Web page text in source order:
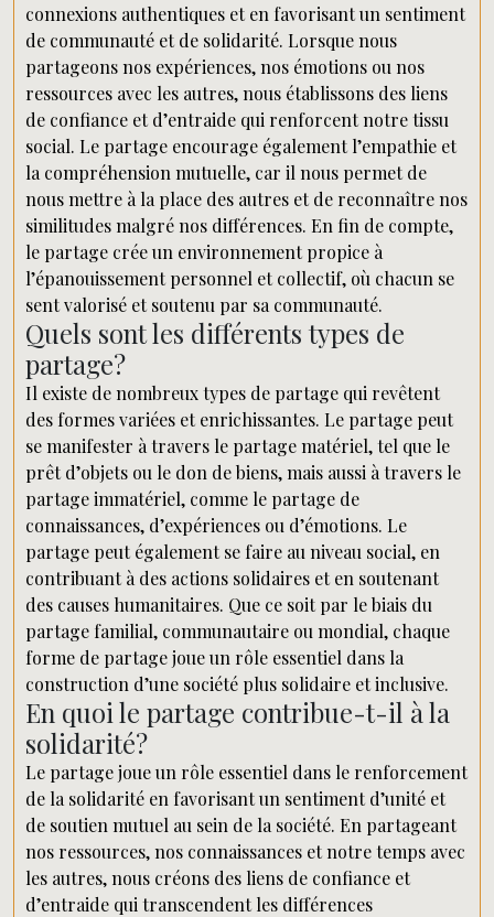
connexions authentiques et en favorisant un sentiment
de communauté et de solidarité. Lorsque nous
partageons nos expériences, nos émotions ou nos
ressources avec les autres, nous établissons des liens
de confiance et d’entraide qui renforcent notre tissu
social. Le partage encourage également l’empathie et
la compréhension mutuelle, car il nous permet de
nous mettre à la place des autres et de reconnaître nos
similitudes malgré nos différences. En fin de compte,
le partage crée un environnement propice à
l’épanouissement personnel et collectif, où chacun se
sent valorisé et soutenu par sa communauté.
Quels sont les différents types de
partage?
Il existe de nombreux types de partage qui revêtent
des formes variées et enrichissantes. Le partage peut
se manifester à travers le partage matériel, tel que le
prêt d’objets ou le don de biens, mais aussi à travers le
partage immatériel, comme le partage de
connaissances, d’expériences ou d’émotions. Le
partage peut également se faire au niveau social, en
contribuant à des actions solidaires et en soutenant
des causes humanitaires. Que ce soit par le biais du
partage familial, communautaire ou mondial, chaque
forme de partage joue un rôle essentiel dans la
construction d’une société plus solidaire et inclusive.
En quoi le partage contribue-t-il à la
solidarité?
Le partage joue un rôle essentiel dans le renforcement
de la solidarité en favorisant un sentiment d’unité et
de soutien mutuel au sein de la société. En partageant
nos ressources, nos connaissances et notre temps avec
les autres, nous créons des liens de confiance et
d’entraide qui transcendent les différences